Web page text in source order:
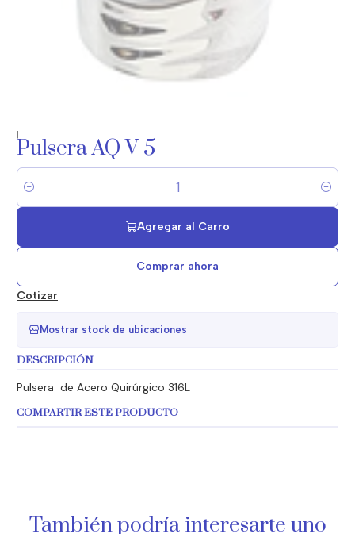
|
Pulsera AQ V 5
Cantidad
Agregar al Carro
Comprar ahora
Cotizar
Mostrar stock de ubicaciones
DESCRIPCIÓN
Pulsera de Acero Quirúrgico 316L
COMPARTIR ESTE PRODUCTO
También podría interesarte uno